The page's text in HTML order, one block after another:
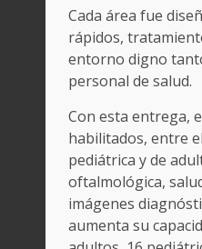
Cada área fue
rápidos,
entorno digno
personal de salud.
Con esta entrega,
habilitados, entre
pediátrica y de
oftalmológica,
imágenes
aumenta su